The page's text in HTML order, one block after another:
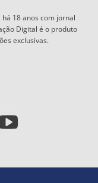
18 anos com jornal
Digital é o produto
exclusivas.